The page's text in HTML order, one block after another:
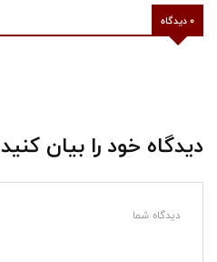
0 دیدگاه
دیدگاه خود را بیان کنید